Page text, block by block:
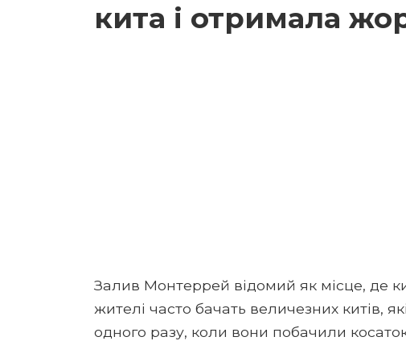
кита і отримала
Залив Монтеррей відомий як місце, де
жителі часто бачать величезних китів,
одного разу, коли вони побачили